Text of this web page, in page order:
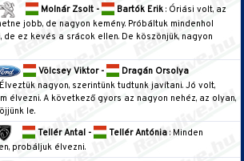
Molnár Zsolt - Bartók Erik: Óriási volt, az
jobb, de nagyon kemény. Próbáltuk mindenhol
de ez kevés a srácok ellen. De köszönjük, nagyon
Völcsey Viktor -
Dragán Orsolya
nagyon, szerintünk tudtunk javítani. Jó volt,
élvezni. A következő gyors az nagyon nehéz, az olyan,
le.
Tellér Antal - Tellér Antónia: Minden
probáljuk élvezni.